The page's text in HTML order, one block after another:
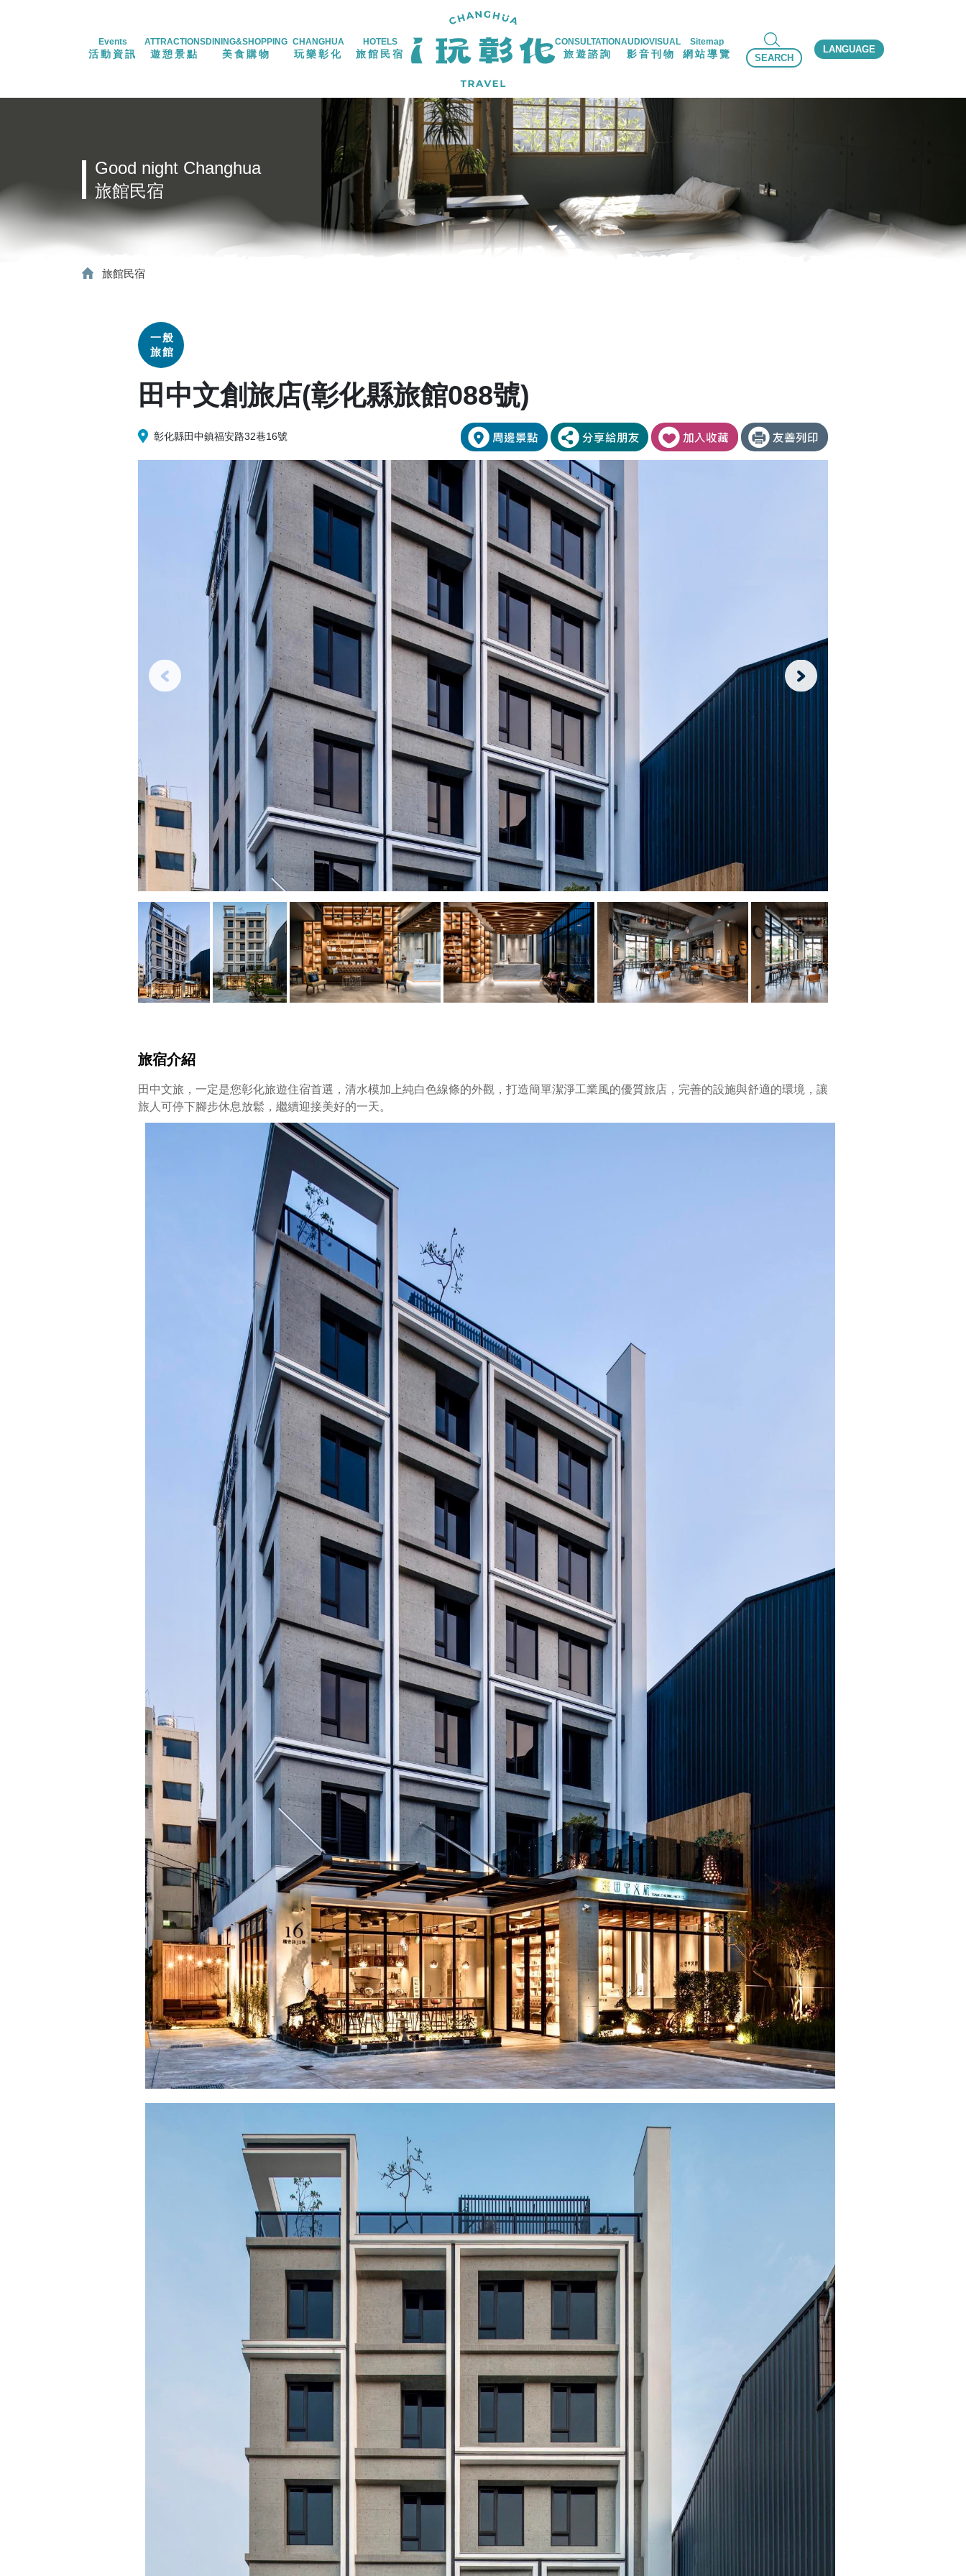
Events
活動資訊
ATTRACTIONS
遊憩景點
DINING&SHOPPING
美食購物
CHANGHUA
玩樂彰化
HOTELS
旅館民宿
CONSULTATION
旅遊諮詢
AUDIOVISUAL
影音刊物
Sitemap
網站導覽 SEARCH
LANGUAGE
Good night Changhua
旅館民宿
旅館民宿
一般
旅館
田中文創旅店(彰化縣旅館088號)
彰化縣田中鎮福安路32巷16號
旅宿介紹
田中文旅，一定是您彰化旅遊住宿首選，清水模加上純白色線條的外觀，打造簡單潔淨工業風的優質旅店，完善的設施與舒適的環境，讓
旅人可停下腳步休息放鬆，繼續迎接美好的一天。